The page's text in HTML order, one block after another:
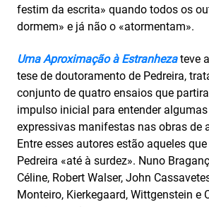
festim da escrita» quando todos os
dormem» e já não o «atormentam».
Uma Aproximação à Estranhezateve
tese de doutoramento de Pedreira,
conjunto de quatro ensaios que
impulso inicial para entender
expressivas manifestas nas obras de
Entre esses autores estão aqueles
Pedreira «até à surdez». Nuno
Céline, Robert Walser, John
Monteiro, Kierkegaard, Wittgenstein e